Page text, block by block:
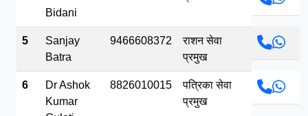
Bidani
5
Sanjay
Batra
9466608372
राशन सेवा
प्रमुख
6
Dr Ashok
Kumar
8826010015
पत्रिका सेवा
प्रमुख